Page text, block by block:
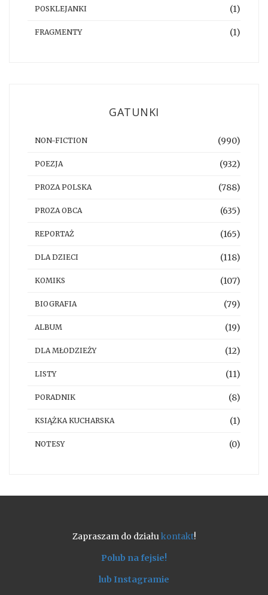
POSKLEJANKI (1)
FRAGMENTY (1)
GATUNKI
NON-FICTION (990)
POEZJA (932)
PROZA POLSKA (788)
PROZA OBCA (635)
REPORTAŻ (165)
DLA DZIECI (118)
KOMIKS (107)
BIOGRAFIA (79)
ALBUM (19)
DLA MŁODZIEŻY (12)
LISTY (11)
PORADNIK (8)
KSIĄŻKA KUCHARSKA (1)
NOTESY (0)
Zapraszam do działukontakt!
Polub na fejsie!
lub Instagramie